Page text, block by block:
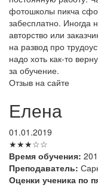
фотошколы пикча
забесплатно. Иногда
авторство или
на развод про
надо хоть как-то
за обучение.
Отзыв на сайте
Елена
01.01.2019
★★★☆☆
Время обучения:
Преподаватель:
Оценки ученика по